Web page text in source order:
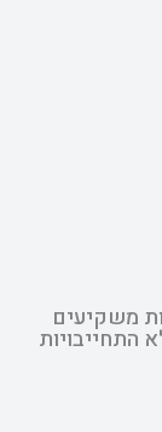
משקיעים